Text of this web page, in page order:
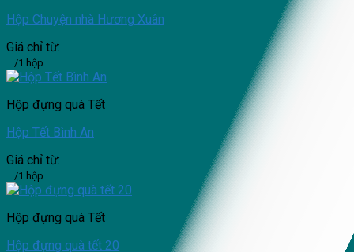
Hộp Chuyện nhà Hương Xuân
Giá chỉ từ:
/1 hộp
Hộp đựng quà Tết
Hộp Tết Bình An
Giá chỉ từ:
/1 hộp
Hộp đựng quà Tết
Hộp đựng quà tết 20